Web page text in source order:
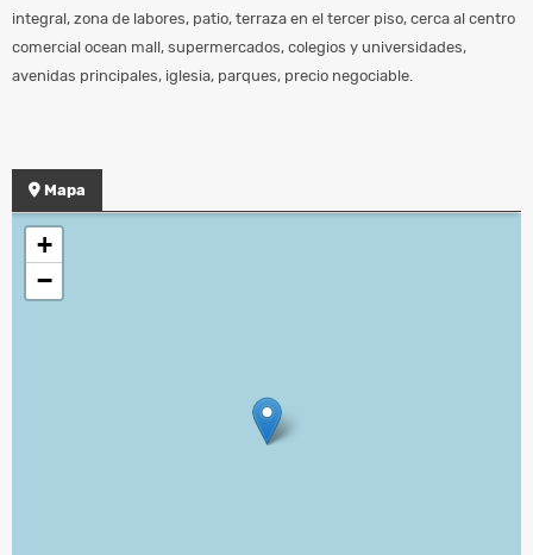
integral, zona de labores, patio, terraza en el tercer piso, cerca al centro
comercial ocean mall, supermercados, colegios y universidades,
avenidas principales, iglesia, parques, precio negociable.
Mapa
+
−